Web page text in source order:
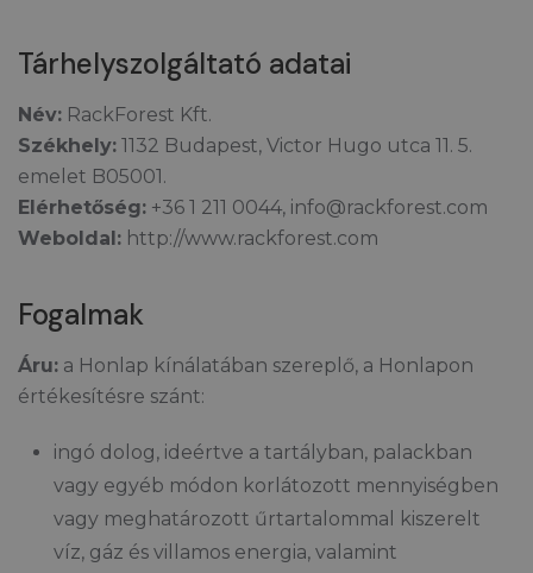
Tárhelyszolgáltató adatai
Név: RackForest Kft.
Székhely: 1132 Budapest, Victor Hugo utca 11. 5.
emelet B05001.
Elérhetőség: +36 1 211 0044, info@rackforest.com
Weboldal: http://www.rackforest.com
Fogalmak
Áru: a Honlap kínálatában szereplő, a Honlapon
értékesítésre szánt:
ingó dolog, ideértve a tartályban, palackban
vagy egyéb módon korlátozott mennyiségben
vagy meghatározott űrtartalommal kiszerelt
víz, gáz és villamos energia, valamint